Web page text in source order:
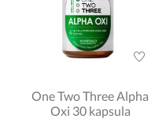
One Two Three Alpha
Oxi 30 kapsula